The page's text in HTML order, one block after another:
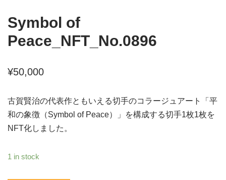
Symbol of
Peace_NFT_No.0896
¥50,000
古賀賢治の代表作ともいえる切手のコラージュアート「平
和の象徴（Symbol of Peace）」を構成する切手1枚1枚を
NFT化しました。
1 in stock